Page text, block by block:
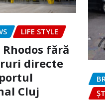
LIFE STYLE
fără
directe
Cluj